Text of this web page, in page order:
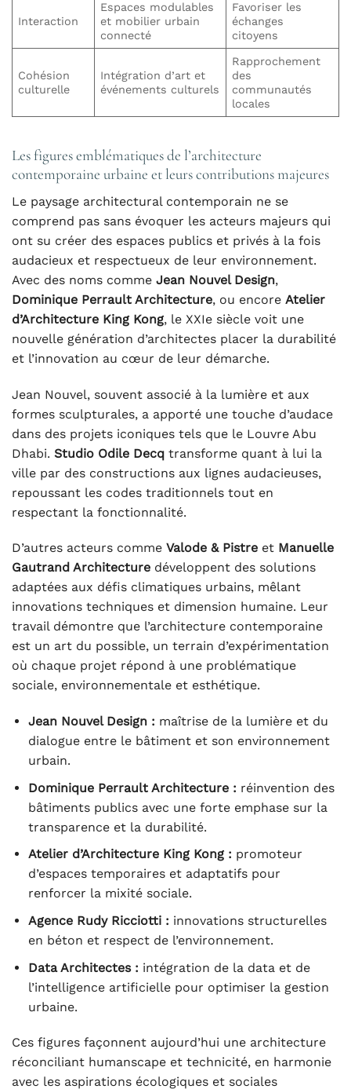
Interaction
Espaces modulables
et mobilier urbain
connecté
Favoriser les
échanges
citoyens
Cohésion
culturelle
Intégration d’art et
événements culturels
Rapprochement
des
communautés
locales
Les figures emblématiques de l’architecture
contemporaine urbaine et leurs contributions majeures
Le paysage architectural contemporain ne se
comprend pas sans évoquer les acteurs majeurs qui
ont su créer des espaces publics et privés à la fois
audacieux et respectueux de leur environnement.
Avec des noms comme Jean Nouvel Design,
Dominique Perrault Architecture, ou encore Atelier
d’Architecture King Kong, le XXIe siècle voit une
nouvelle génération d’architectes placer la durabilité
et l’innovation au cœur de leur démarche.
Jean Nouvel, souvent associé à la lumière et aux
formes sculpturales, a apporté une touche d’audace
dans des projets iconiques tels que le Louvre Abu
Dhabi. Studio Odile Decq transforme quant à lui la
ville par des constructions aux lignes audacieuses,
repoussant les codes traditionnels tout en
respectant la fonctionnalité.
D’autres acteurs comme Valode & Pistre et Manuelle
Gautrand Architecture développent des solutions
adaptées aux défis climatiques urbains, mêlant
innovations techniques et dimension humaine. Leur
travail démontre que l’architecture contemporaine
est un art du possible, un terrain d’expérimentation
où chaque projet répond à une problématique
sociale, environnementale et esthétique.
Jean Nouvel Design : maîtrise de la lumière et du
dialogue entre le bâtiment et son environnement
urbain.
Dominique Perrault Architecture : réinvention des
bâtiments publics avec une forte emphase sur la
transparence et la durabilité.
Atelier d’Architecture King Kong : promoteur
d’espaces temporaires et adaptatifs pour
renforcer la mixité sociale.
Agence Rudy Ricciotti : innovations structurelles
en béton et respect de l’environnement.
Data Architectes : intégration de la data et de
l’intelligence artificielle pour optimiser la gestion
urbaine.
Ces figures façonnent aujourd’hui une architecture
réconciliant humanscape et technicité, en harmonie
avec les aspirations écologiques et sociales